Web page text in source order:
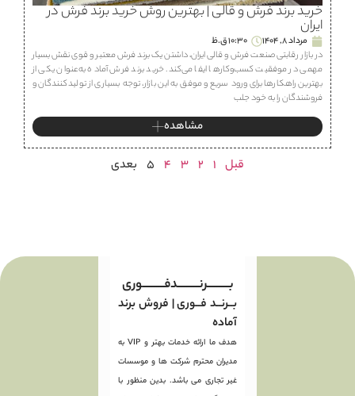
خرید برند فرش و قالی | بهترین روش خرید برند فرش در
ایران
مرداد 8, 1404
10:30 ق.ظ
در بازار رقابتی صنعت فرش و قالی ایران، داشتن یک برند فرش معتبر و قوی نقش بسیار
مهمی در موفقیت کسب‌وکارها ایفا می‌کند. خرید برند فرش آماده به‌عنوان یکی از
بهترین راهکارها برای ورود سریع و موفق به این بازار، توجه بسیاری از تولیدکنندگان و
فروشندگان را به خود جلب
مشاهده
قبل 1
2
3
4
5 بعدی
بـــــــــرنـــــــــدفـــــــــوری
بــرنــد فــوری | فروش برند
آماده
هدف ما ارائه خدمات بهتر و VIP به
مدیران محترم شرکت ها و موسسات
غیر تجاری می باشد. بدین منظور با